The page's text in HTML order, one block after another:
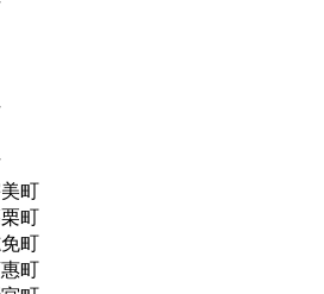
町
町
町
町